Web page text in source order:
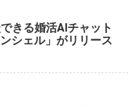
きる婚活AIチャット
シェル」がリリース